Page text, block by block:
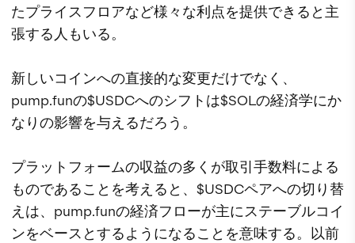
たプライスフロアなど様々な利点を提供できると主
張する人もいる。
新しいコインへの直接的な変更だけでなく、
pump.funの$USDCへのシフトは$SOLの経済学にか
なりの影響を与えるだろう。
プラットフォームの収益の多くが取引手数料による
ものであることを考えると、$USDCペアへの切り替
えは、pump.funの経済フローが主にステーブルコイ
ンをベースとするようになることを意味する。以前